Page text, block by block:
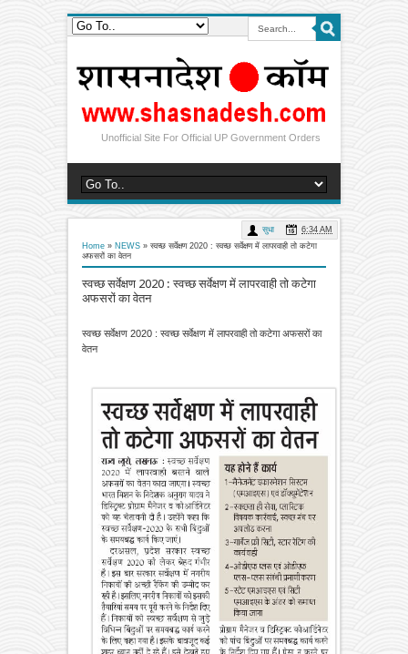
Unofficial Site For Official UP Government Orders
Home » NEWS » स्वच्छ सर्वेक्षण 2020 : स्वच्छ सर्वेक्षण में लापरवाही तो कटेगा
अफसरों का वेतन
स्वच्छ सर्वेक्षण 2020 : स्वच्छ सर्वेक्षण में लापरवाही तो कटेगा
अफसरों का वेतन
सुधा 6:34 AM
स्वच्छ सर्वेक्षण 2020 : स्वच्छ सर्वेक्षण में लापरवाही तो कटेगा अफसरों का
वेतन